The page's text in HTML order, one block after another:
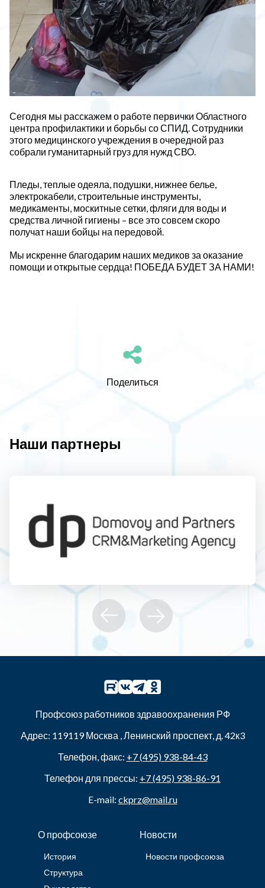
Сегодня мы расскажем о работе первички Областного
центра профилактики и борьбы со СПИД. Сотрудники
этого медицинского учреждения в очередной раз
собрали гуманитарный груз для нужд СВО.
Пледы, теплые одеяла, подушки, нижнее белье,
электрокабели, строительные инструменты,
медикаменты, москитные сетки, фляги для воды и
средства личной гигиены – все это совсем скоро
получат наши бойцы на передовой.
Мы искренне благодарим наших медиков за оказание
помощи и открытые сердца! ПОБЕДА БУДЕТ ЗА НАМИ!
Поделиться
Наши партнеры
Профсоюз работников здравоохранения РФ
Адрес: 119119Москва ,Ленинский проспект, д. 42к3
Телефон, факс: +7 (495) 938-84-43
Телефон для прессы: +7 (495) 938-86-91
E-mail: ckprz@mail.ru
О профсоюзе
История
Структура
Новости
Новости профсоюза